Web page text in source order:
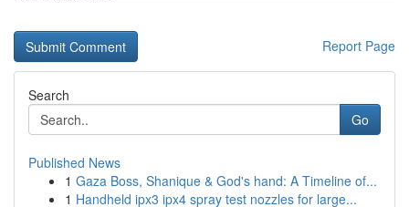
Report Page
Search
Go
Published News
1 Gaza Boss, Shanique & God's hand: A Timeline of...
1 Handheld ipx3 ipx4 spray test nozzles for large...